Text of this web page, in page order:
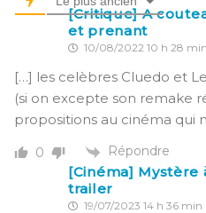
[Critique] A
et prenant
10/08/2022 10 h 28 min
[…] les celèbres Cluedo et
(si on excepte son remake
propositions au cinéma qui
0 Répondre
[Cinéma] Mystère
trailer
19/07/2023 14 h 36 min